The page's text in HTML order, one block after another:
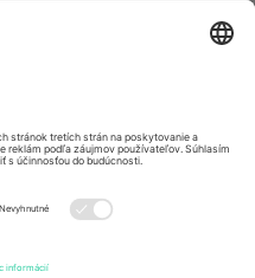
167 City Road, London, Greater
Kingdom
Switzerland